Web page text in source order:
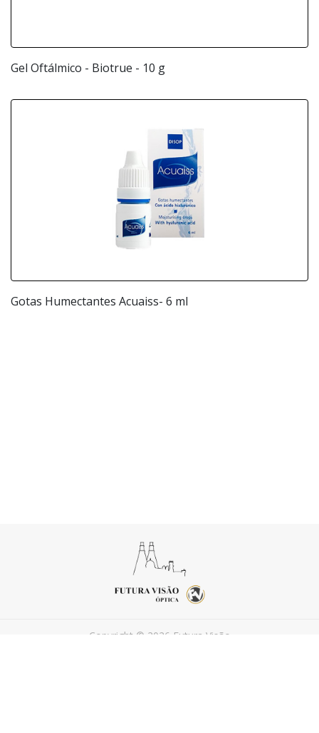
Gel Oftálmico - Biotrue - 10 g
Gotas Humectantes Acuaiss- 6 ml
Copyright © 2026 Futura Visão